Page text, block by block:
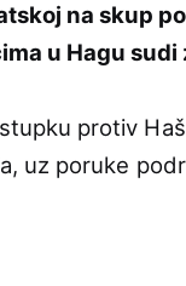
na skup
u Hagu sudi
protiv
uz poruke